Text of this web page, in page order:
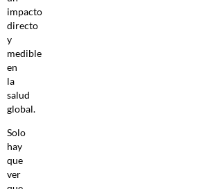
impacto
directo
y
medible
en
la
salud
global.
Solo
hay
que
ver